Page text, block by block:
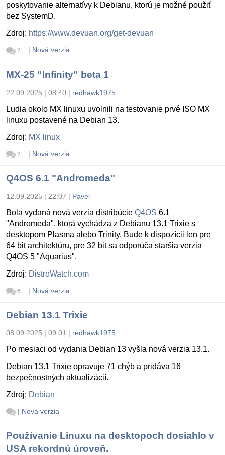
poskytovanie alternatívy k Debianu, ktorú je možné použiť
bez SystemD.
Zdroj: https://www.devuan.org/get-devuan
2 | Nová verzia
MX-25 “Infinity” beta 1
22.09.2025 | 08:40 | redhawk1975
Ludia okolo MX linuxu uvolnili na testovanie prvé ISO MX
linuxu postavené na Debian 13.
Zdroj: MX linux
2 | Nová verzia
Q4OS 6.1 "Andromeda"
12.09.2025 | 22:07 | Pavel
Bola vydaná nová verzia distribúcie Q4OS 6.1
"Andromeda", ktorá vychádza z Debianu 13.1 Trixie s
desktopom Plasma alebo Trinity. Bude k dispozícii len pre
64 bit architektúru, pre 32 bit sa odporúča staršia verzia
Q4OS 5 "Aquarius".
Zdroj: DistroWatch.com
6 | Nová verzia
Debian 13.1 Trixie
08.09.2025 | 09:01 | redhawk1975
Po mesiaci od vydania Debian 13 vyšla nová verzia 13.1.
Debian 13.1 Trixie opravuje 71 chýb a pridáva 16
bezpečnostných aktualizácií.
Zdroj: Debian
| Nová verzia
Používanie Linuxu na desktopoch dosiahlo v
USA rekordnú úroveň.